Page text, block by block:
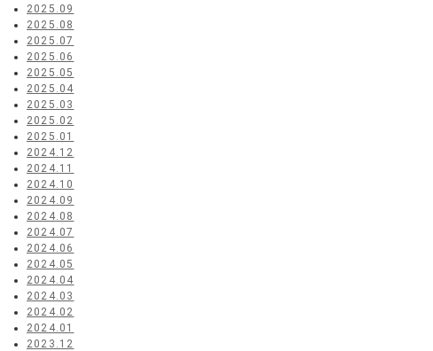
2025.09
2025.08
2025.07
2025.06
2025.05
2025.04
2025.03
2025.02
2025.01
2024.12
2024.11
2024.10
2024.09
2024.08
2024.07
2024.06
2024.05
2024.04
2024.03
2024.02
2024.01
2023.12